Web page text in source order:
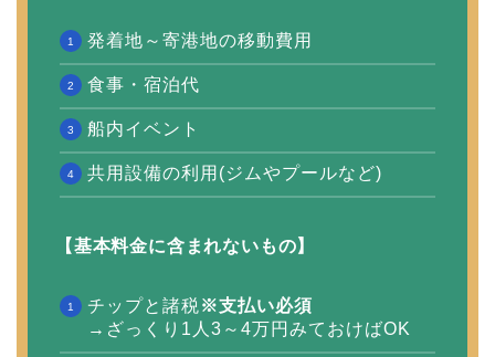
発着地～寄港地の移動費用
食事・宿泊代
船内イベント
共用設備の利用(ジムやプールなど)
【基本料金に含まれないもの】
チップと諸税※支払い必須
→ざっくり1人3～4万円みておけばOK